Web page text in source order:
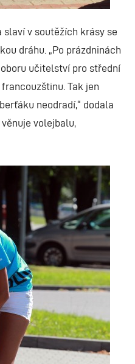
v soutěžích krásy se
dráhu. „Po prázdninách
učitelství pro střední
Tak jen
neodradí,“ dodala
volejbalu,